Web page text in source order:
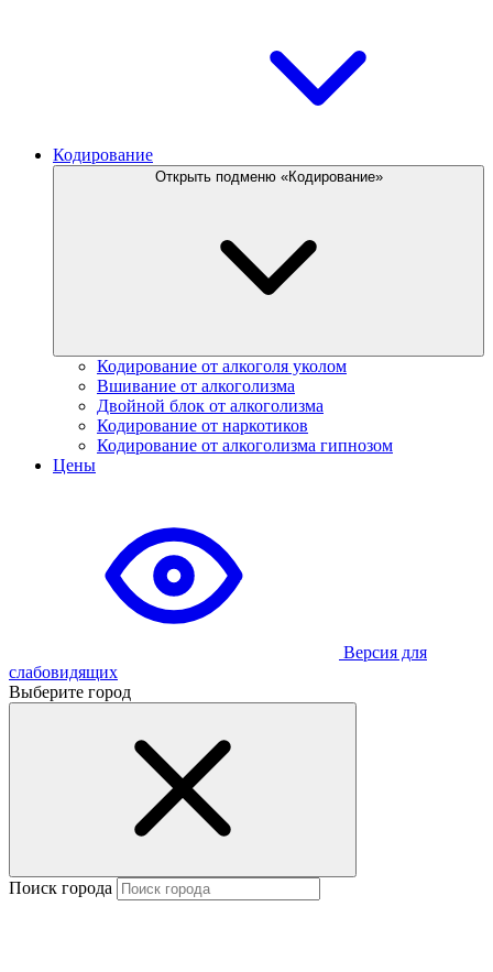
Кодирование
Открыть подменю «Кодирование»
Кодирование от алкоголя уколом
Вшивание от алкоголизма
Двойной блок от алкоголизма
Кодирование от наркотиков
Кодирование от алкоголизма гипнозом
Цены
Версия для
слабовидящих
Выберите город
Поиск города